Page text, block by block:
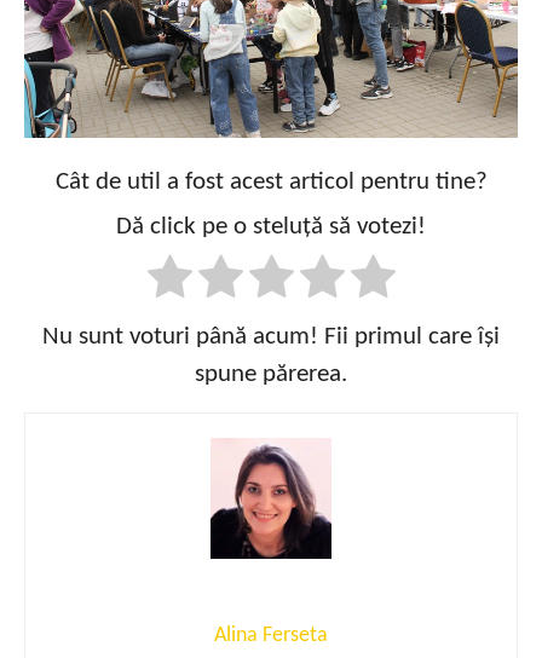
Cât de util a fost acest articol pentru tine?
Dă click pe o steluță să votezi!
Nu sunt voturi până acum! Fii primul care își
spune părerea.
Alina Ferseta